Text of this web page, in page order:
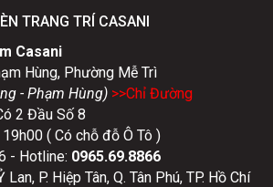
TRANG TRÍ CASANI
Casani
Hùng, Phường Mễ Trì
- Phạm Hùng) >>Chỉ Đường
2 Đầu Số 8
( Có chỗ đỗ Ô Tô )
- Hotline: 0965.69.8866
Lan, P. Hiệp Tân, Q. Tân Phú, TP. Hồ Chí